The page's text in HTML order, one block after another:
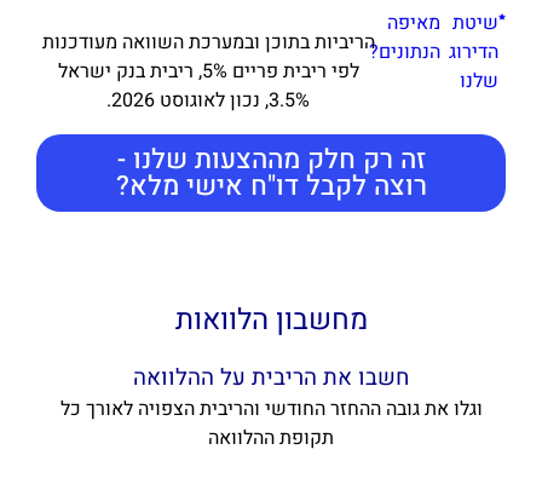
שיטת
הדירוג
שלנו
מאיפה
הנתונים?הריביות בתוכן ובמערכת השוואה מעודכנות
לפי ריבית פריים 5%, ריבית בנק ישראל
3.5%, נכון לאוגוסט 2026.
זה רק חלק מההצעות שלנו -
רוצה לקבל דו"ח אישי מלא?
מחשבון הלוואות
חשבו את הריבית על ההלוואה
וגלו את גובה ההחזר החודשי והריבית הצפויה לאורך כל
תקופת ההלוואה